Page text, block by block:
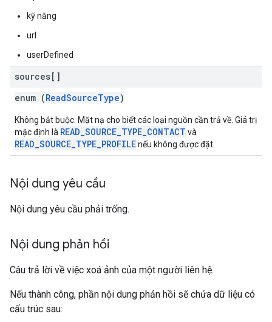
kỹ năng
url
userDefined
sources[]
enum (ReadSourceType)
Không bắt buộc. Mặt nạ cho biết các loại nguồn cần trả về. Giá trị
mặc định là READ_SOURCE_TYPE_CONTACT và
READ_SOURCE_TYPE_PROFILEnếu không được đặt.
Nội dung yêu cầu
Nội dung yêu cầu phải trống.
Nội dung phản hồi
Câu trả lời về việc xoá ảnh của một người liên hệ.
Nếu thành công, phần nội dung phản hồi sẽ chứa dữ liệu có
cấu trúc sau: